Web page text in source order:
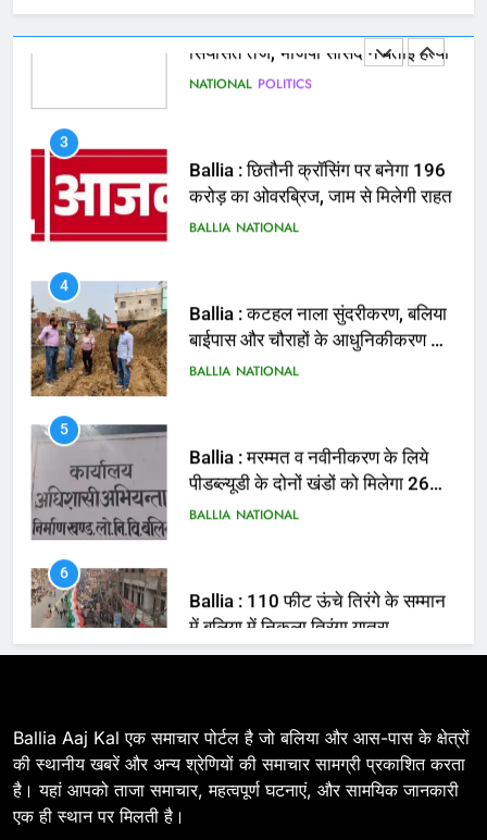
NATIONAL POLITICS
BALLIA NATIONAL
4
BALLIA
5
BALLIA
6
BALLIA NATIONAL
7
BALLIA NATIONAL
8
Ballia Aaj Kal एक समाचार पोर्टल है जो बलिया और आस-पास के क्षेत्रों
की स्थानीय खबरें और अन्य श्रेणियों की समाचार सामग्री प्रकाशित करता
है। यहां आपको ताजा समाचार, महत्वपूर्ण घटनाएं, और सामयिक जानकारी
एक ही स्थान पर मिलती है।